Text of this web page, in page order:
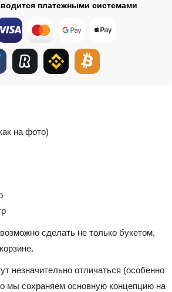
на фото)
сделать не только букетом,
незначительно отличаться (особенно
мы сохраняем основную концепцию на
платежными системами